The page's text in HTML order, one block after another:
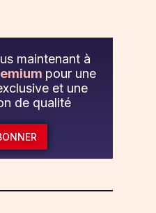
maintenant à
pour une
et une
de qualité